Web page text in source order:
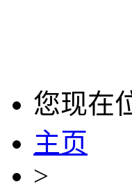
您现在
主页
>